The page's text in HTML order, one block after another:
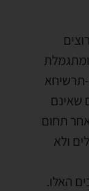
תרשיחא
שאינם
תחום
ולא
האלו.